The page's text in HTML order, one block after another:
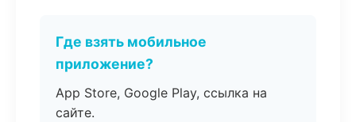
Где взять мобильное
приложение?
App Store, Google Play, ссылка на
сайте.